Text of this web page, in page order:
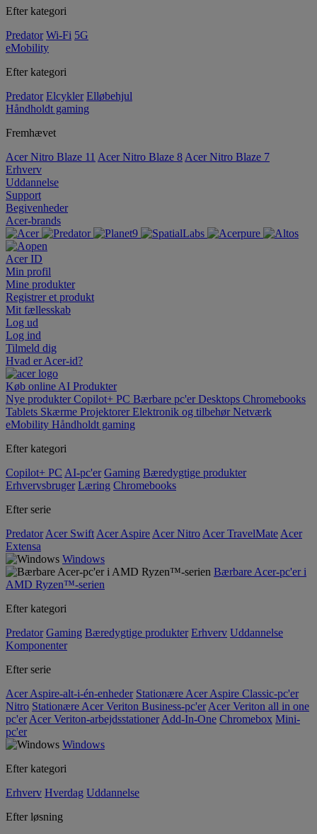
Efter kategori
Predator Wi-Fi 5G
eMobility
Efter kategori
Predator Elcykler Elløbehjul
Håndholdt gaming
Fremhævet
Acer Nitro Blaze 11 Acer Nitro Blaze 8 Acer Nitro Blaze 7
Erhverv
Uddannelse
Support
Begivenheder
Acer-brands
Acer ID
Min profil
Mine produkter
Registrer et produkt
Mit fællesskab
Log ud
Log ind
Tilmeld dig
Hvad er Acer-id?
Køb online AI Produkter
Nye produkterCopilot+ PC Bærbare pc'erDesktops Chromebooks
Tablets Skærme ProjektorerElektronik og tilbehørNetværk
eMobility Håndholdt gaming
Efter kategori
Copilot+ PC AI-pc'er Gaming Bæredygtige produkter
Erhvervsbruger Læring Chromebooks
Efter serie
Predator Acer Swift Acer Aspire Acer Nitro Acer TravelMate Acer
Extensa
Windows
Bærbare Acer-pc'er i
AMD Ryzen™-serien
Efter kategori
Predator Gaming Bæredygtige produkter Erhverv Uddannelse
Komponenter
Efter serie
Acer Aspire-alt-i-én-enheder Stationære Acer Aspire Classic-pc'er
Nitro Stationære Acer Veriton Business-pc'er Acer Veriton all in one
pc'er Acer Veriton-arbejdsstationer Add-In-One Chromebox Mini-
pc'er
Windows
Efter kategori
Erhverv Hverdag Uddannelse
Efter løsning